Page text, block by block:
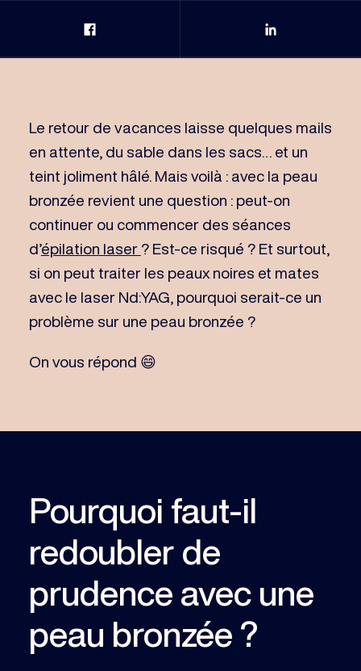
Partage Facebook Partage
Le retour de vacances laisse quelques mails
en attente, du sable dans les sacs… et un
teint joliment hâlé. Mais voilà : avec la peau
bronzée revient une question : peut-on
continuer ou commencer des séances
d’épilation laser ? Est-ce risqué ? Et surtout,
si on peut traiter les peaux noires et mates
avec le laser Nd:YAG, pourquoi serait-ce un
problème sur une peau bronzée ?
On vous répond 😄
Pourquoi faut-il
redoubler de
prudence avec une
peau bronzée ?